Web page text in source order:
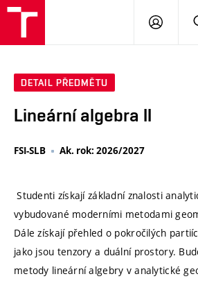
DETAIL PŘEDMĚTU
Lineární algebra II
FSI-SLB Ak. rok: 2026/2027
Studenti získají základní znalosti
vybudované moderními metodami
Dále získají přehled o pokročilých
jako jsou tenzory a duální prostory.
metody lineární algebry v analytické